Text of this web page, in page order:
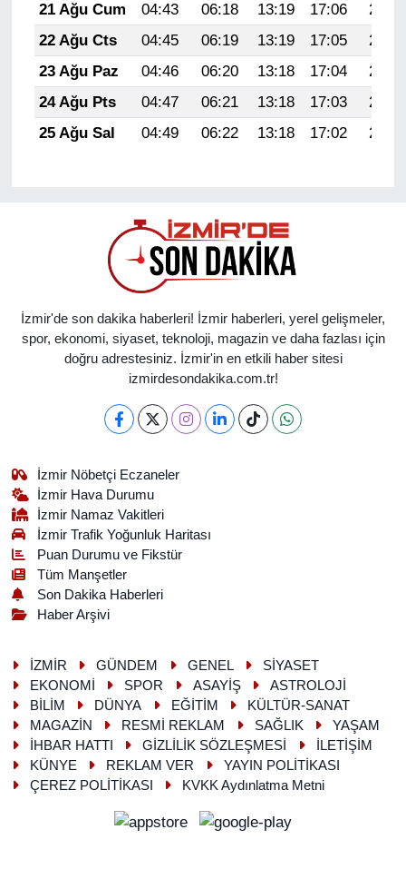
21 Ağu Cum
04:43 06:18 13:19 17:06
20:09
22 Ağu Cts
04:45 06:19 13:19 17:05
20:08
23 Ağu Paz
04:46 06:20 13:18 17:04
20:06
24 Ağu Pts
04:47 06:21 13:18 17:03
20:05
25 Ağu Sal
04:49 06:22 13:18 17:02 20:03
İzmir'de son dakika haberleri! İzmir haberleri, yerel gelişmeler,
spor, ekonomi, siyaset, teknoloji, magazin ve daha fazlası için
doğru adrestesiniz. İzmir'in en etkili haber sitesi
izmirdesondakika.com.tr!
İzmir Nöbetçi Eczaneler
İzmir Hava Durumu
İzmir Namaz Vakitleri
İzmir Trafik Yoğunluk Haritası
Puan Durumu ve Fikstür
Tüm Manşetler
Son Dakika Haberleri
Haber Arşivi
İZMİR GÜNDEM GENEL
SİYASET
EKONOMİ
SPOR ASAYİŞ
ASTROLOJİ
BİLİM
DÜNYA EĞİTİM
KÜLTÜR-SANAT
MAGAZİN
RESMİ REKLAM SAĞLIK
YAŞAM
İHBAR HATTI
GİZLİLİK SÖZLEŞMESİ
İLETİŞİM
KÜNYE
REKLAM VER
YAYIN POLİTİKASI
ÇEREZ POLİTİKASI
KVKK Aydınlatma Metni